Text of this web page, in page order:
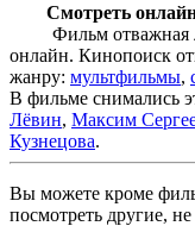
Смотреть
Фильм отважная
онлайн. Кинопоиск
жанру: мультфильмы,
В фильме снимались
Лёвин, Максим
Кузнецова.
Вы можете кроме
посмотреть другие,